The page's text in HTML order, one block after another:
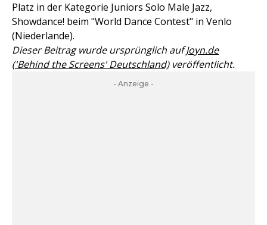
Platz in der Kategorie Juniors Solo Male Jazz,
Showdance! beim "World Dance Contest" in Venlo
(Niederlande).
Dieser Beitrag wurde ursprünglich aufJoyn.de
('Behind the Screens' Deutschland)veröffentlicht.
- Anzeige -